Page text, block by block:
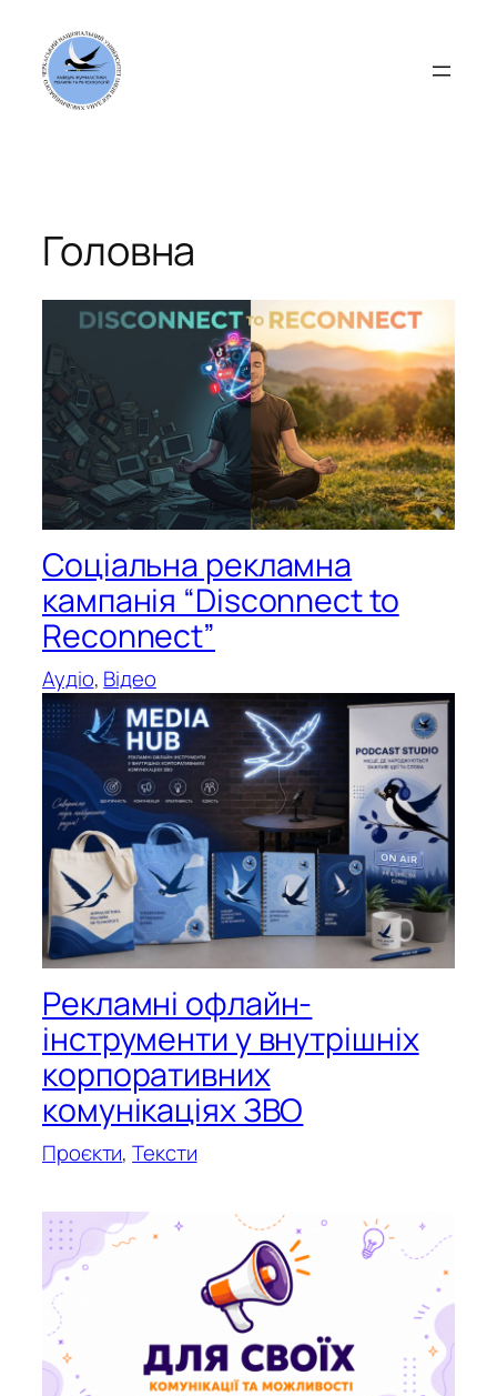
вмісту
Головна
Соціальна рекламна
кампанія “Disconnect to
Reconnect”
Аудіо, Відео
Рекламні офлайн-
інструменти у внутрішніх
корпоративних
комунікаціях ЗВО
Проєкти, Тексти